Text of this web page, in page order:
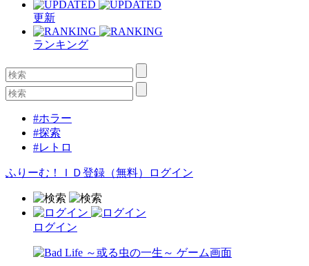
更新
ランキング
#ホラー
#探索
#レトロ
ふりーむ！ＩＤ登録（無料） ログイン
ログイン